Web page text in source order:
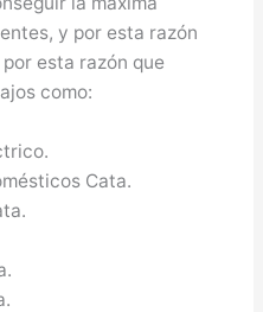
y por esta razón
esta razón que
como:
Cata.